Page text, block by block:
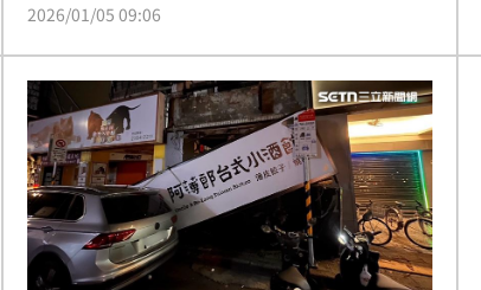
男仍情緒失控、當街大聲咆哮，轄區警方獲報後
將其實施管束並帶返派出所安置，隨後經通知唐
男家屬到場。而沈男現場無過當行為，未予管
束。
2026/01/05 09:06